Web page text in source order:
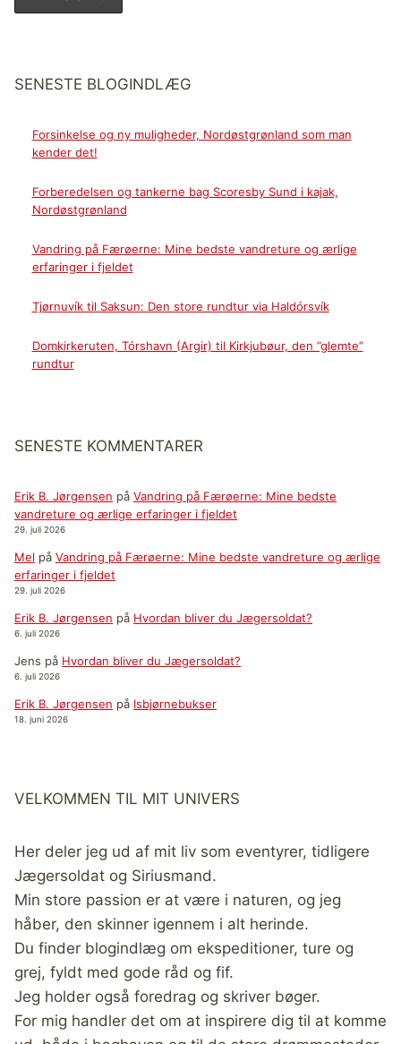
SENESTE BLOGINDLÆG
Forsinkelse og ny muligheder, Nordøstgrønland som man
kender det!
Forberedelsen og tankerne bag Scoresby Sund i kajak,
Nordøstgrønland
Vandring på Færøerne: Mine bedste vandreture og ærlige
erfaringer i fjeldet
Tjørnuvík til Saksun: Den store rundtur via Haldórsvík
Domkirkeruten, Tórshavn (Argir) til Kirkjubøur, den ”glemte”
rundtur
SENESTE KOMMENTARER
Erik B. Jørgensen på Vandring på Færøerne: Mine bedste
vandreture og ærlige erfaringer i fjeldet
29. juli 2026
Mel på Vandring på Færøerne: Mine bedste vandreture og ærlige
erfaringer i fjeldet
29. juli 2026
Erik B. Jørgensen på Hvordan bliver du Jægersoldat?
6. juli 2026
Jens på Hvordan bliver du Jægersoldat?
6. juli 2026
Erik B. Jørgensen på Isbjørnebukser
18. juni 2026
VELKOMMEN TIL MIT UNIVERS
Her deler jeg ud af mit liv som eventyrer, tidligere
Jægersoldat og Siriusmand.
Min store passion er at være i naturen, og jeg
håber, den skinner igennem i alt herinde.
Du finder blogindlæg om ekspeditioner, ture og
grej, fyldt med gode råd og fif.
Jeg holder også foredrag og skriver bøger.
For mig handler det om at inspirere dig til at komme